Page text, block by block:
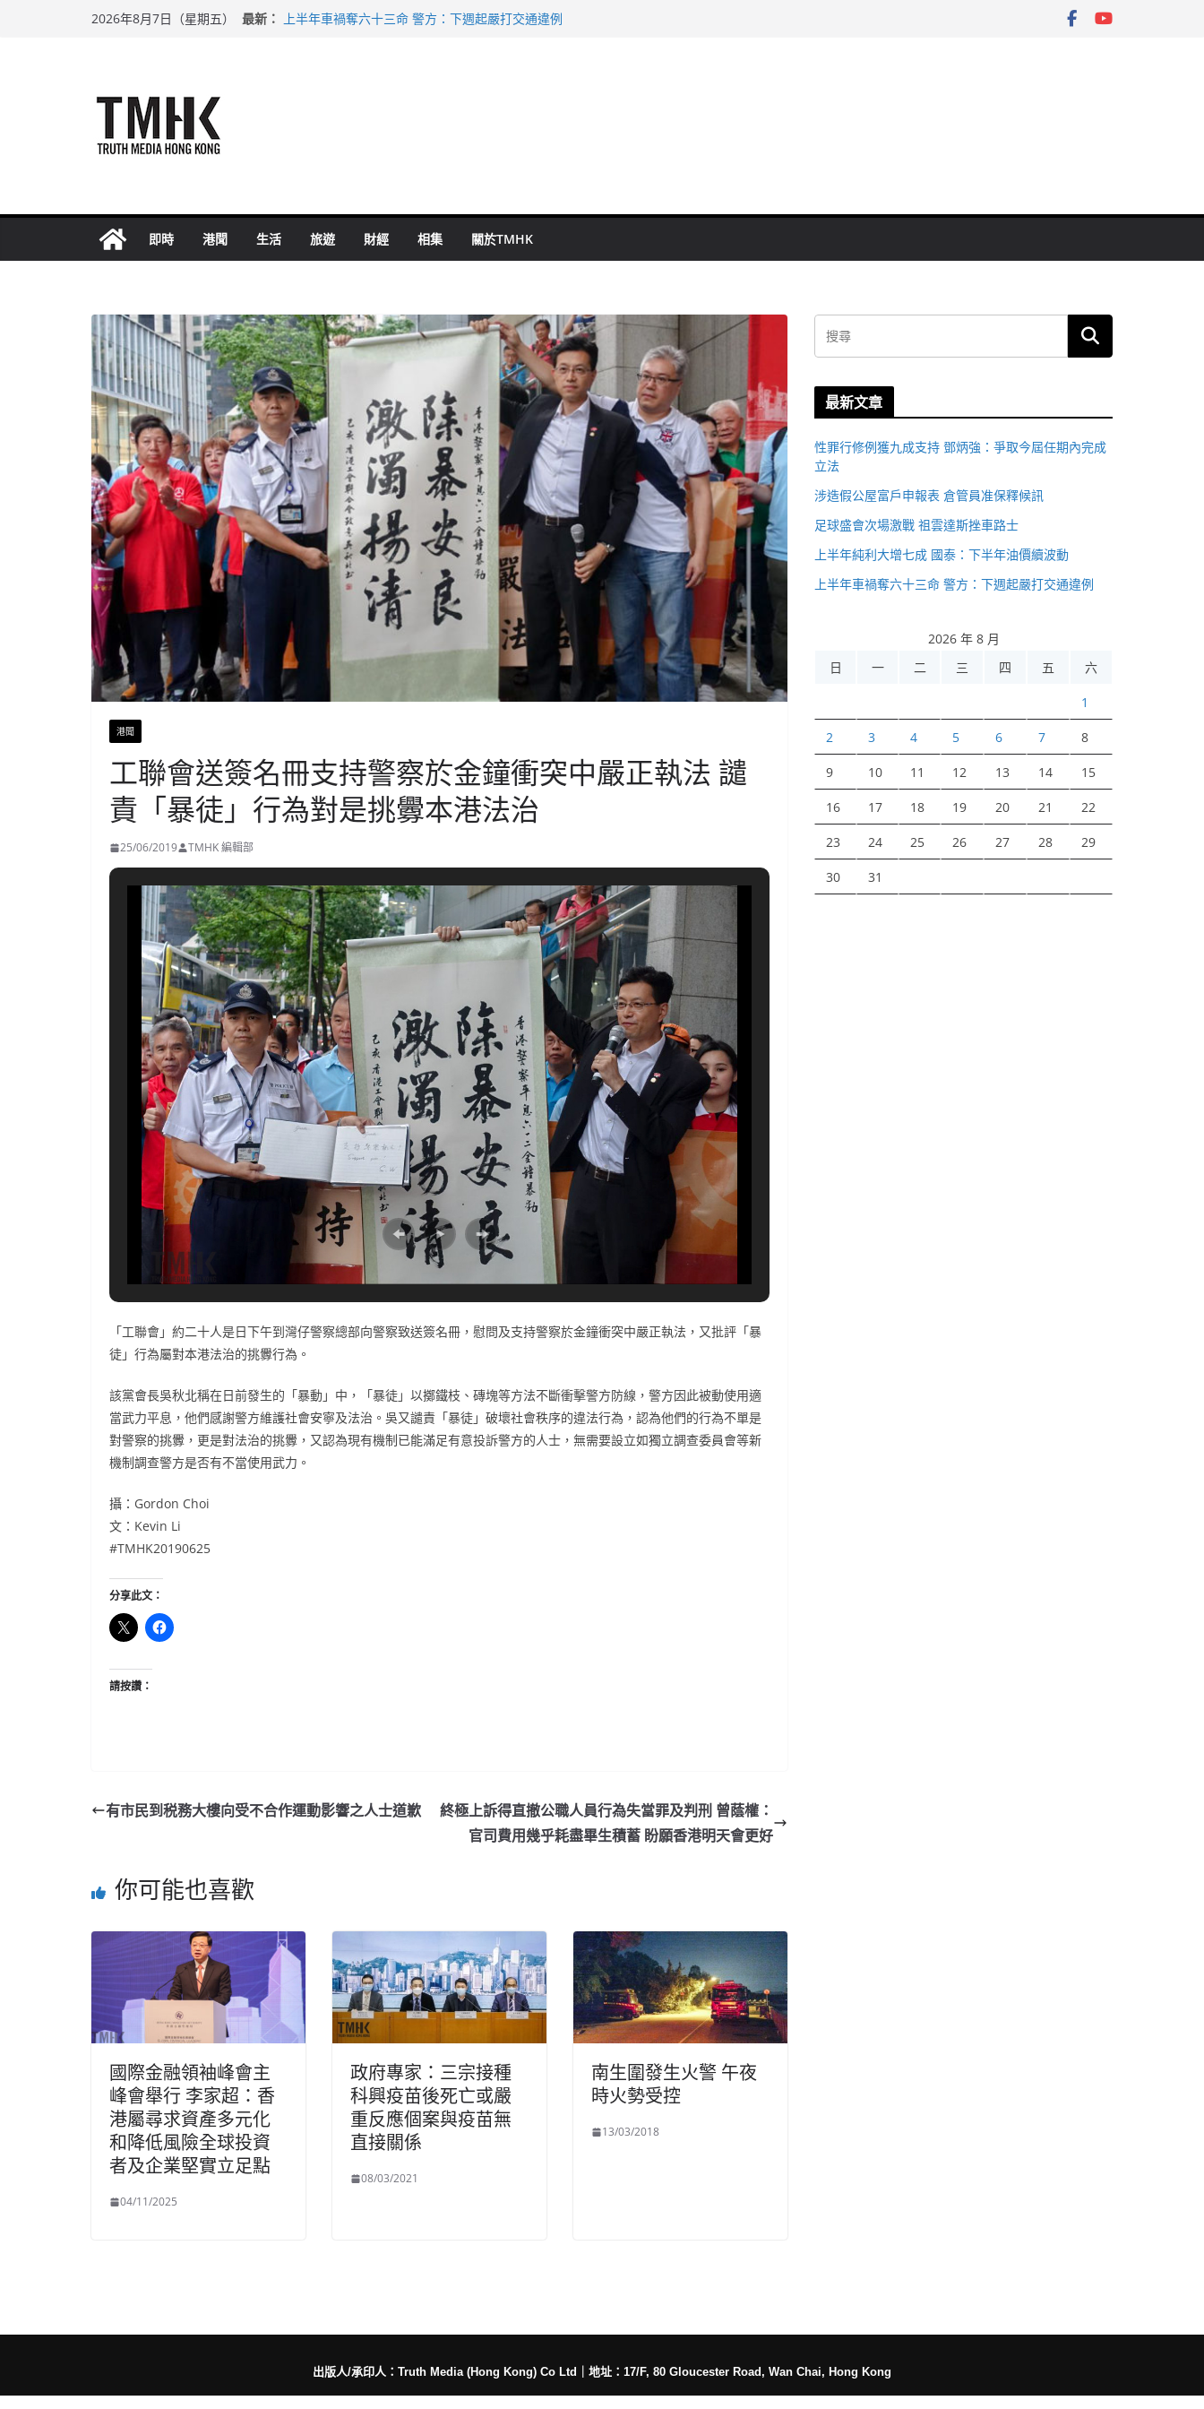
2026年8月7日（星期五） 最新：
上半年車禍奪六十三命 警方：下週起嚴打交通違例
即時 港聞 生活 旅遊 財經 相集 關於TMHK
港聞
工聯會送簽名冊支持警察於金鐘衝突中嚴正執法 譴
責「暴徒」行為對是挑釁本港法治
25/06/2019 TMHK 編輯部
「工聯會」約二十人是日下午到灣仔警察總部向警察致送簽名冊，慰問及支持警察於金鐘衝突中嚴正執法，又批評「暴
徒」行為屬對本港法治的挑釁行為。
該黨會長吳秋北稱在日前發生的「暴動」中，「暴徒」以擲鐵枝、磚塊等方法不斷衝擊警方防線，警方因此被動使用適
當武力平息，他們感謝警方維護社會安寧及法治。吳又譴責「暴徒」破壞社會秩序的違法行為，認為他們的行為不單是
對警察的挑釁，更是對法治的挑釁，又認為現有機制已能滿足有意投訴警方的人士，無需要設立如獨立調查委員會等新
機制調查警方是否有不當使用武力。
攝：Gordon Choi
文：Kevin Li
#TMHK20190625
分享此文：
請按讚：
有市民到税務大樓向受不合作運動影響之人士道歉
終極上訴得直撤公職人員行為失當罪及判刑 曾蔭權：
官司費用幾乎耗盡畢生積蓄 盼願香港明天會更好
你可能也喜歡
國際金融領袖峰會主
峰會舉行 李家超：香
港屬尋求資產多元化
和降低風險全球投資
者及企業堅實立足點
04/11/2025
政府專家：三宗接種
科興疫苗後死亡或嚴
重反應個案與疫苗無
直接關係
08/03/2021
南生圍發生火警 午夜
時火勢受控
13/03/2018
最新文章
性罪行修例獲九成支持 鄧炳強：爭取今屆任期內完成
立法
涉造假公屋富戶申報表 倉管員准保釋候訊
足球盛會次場激戰 祖雲達斯挫車路士
上半年純利大增七成 國泰：下半年油價續波動
上半年車禍奪六十三命 警方：下週起嚴打交通違例
2026 年 8 月
日
一 二 三 四 五 六
1
2 3 4 5 6 7 8
9 10 11 12 13 14 15
16 17 18 19 20 21 22
23 24 25 26 27 28 29
30 31
出版人/承印人：Truth Media (Hong Kong) Co Ltd 地址：17/F, 80 Gloucester Road, Wan Chai, Hong Kong